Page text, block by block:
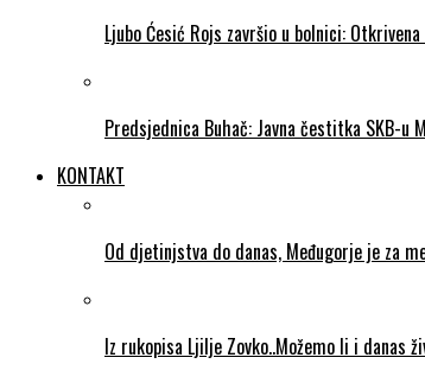
Ljubo Ćesić Rojs završio u bolnici:
Predsjednica Buhač: Javna čestitka SKB-
KONTAKT
Od djetinjstva do danas, Međugorje je za
Iz rukopisa Ljilje Zovko..Možemo li i danas